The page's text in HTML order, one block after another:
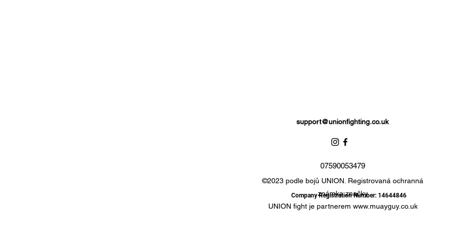
support@unionfighting.co.uk
07590053479
©2023 podle bojů UNION. Registrovaná ochranná
známka značky
UNION fight je partnerem www.muayguy.co.uk
Company Registration Number: 14644846